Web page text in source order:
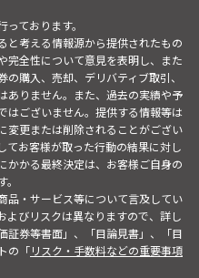
ております。
と考える情報源から提供されたもの
完全性について意見を表明し、また
購入、売却、デリバティブ取引、
ありません。また、過去の実績や予
はございません。提供する情報等は
変更または削除されることがござい
てお客様が取った行動の結果に対し
かかる最終決定は、お客様ご自身の
品・サービス等について言及してい
よびリスクは異なりますので、詳し
証券等書面」、「目論見書」、「目
の「リスク・手数料などの重要事項